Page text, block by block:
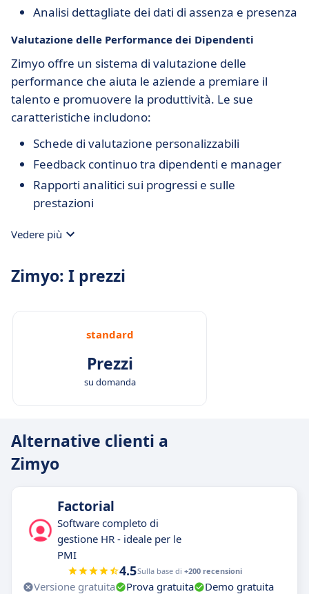
Analisi dettagliate dei dati di assenza e presenza
Valutazione delle Performance dei Dipendenti
Zimyo offre un sistema di valutazione delle
performance che aiuta le aziende a premiare il
talento e promuovere la produttività. Le sue
caratteristiche includono:
Schede di valutazione personalizzabili
Feedback continuo tra dipendenti e manager
Rapporti analitici sui progressi e sulle
prestazioni
Vedere più
Zimyo: I prezzi
standard
Prezzi
su domanda
Alternative clienti a
Zimyo
Factorial
Software completo di
gestione HR - ideale per le
PMI
4.5Sulla base di +200 recensioni
Versione gratuita Prova gratuita
Demo gratuita